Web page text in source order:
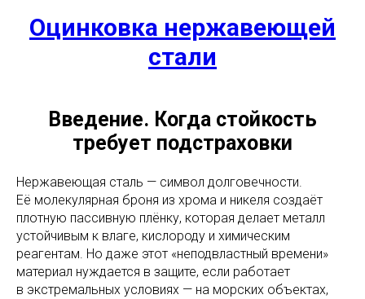
Оцинковка нержавеющей
стали
Введение. Когда стойкость
требует подстраховки
Нержавеющая сталь — символ долговечности.
Её молекулярная броня из хрома и никеля создаёт
плотную пассивную плёнку, которая делает металл
устойчивым к влаге, кислороду и химическим
реагентам. Но даже этот «неподвластный времени»
материал нуждается в защите, если работает
в экстремальных условиях — на морских объектах,